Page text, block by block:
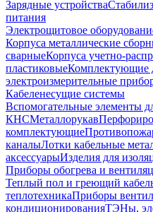
Зарядные устройства
питания
Электрощитовое
Корпуса металлические
сварныеКорпуса учетно-
пластиковыеКомплектующие
электроизмерительные
Кабеленесущие системы
Вспомогательные элементы
КНСМеталлорукав
комплектующие
каналыЛотки кабельные
аксессуарыИзделия для
Приборы обогрева и
Теплый пол и греющий
теплотехникаПриборы
кондиционированияТЭНы,